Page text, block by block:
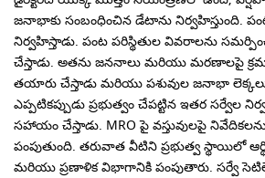
జనాభాకు సంబంధించిన డేటాను నిర్వహిస్తుంది.
నిర్వహిస్తాడు. పంట పరిస్థితుల వివరాలను
చేస్తాడు. అతను జననాలు మరియు మరణాలపై
తయారు చేస్తాడు మరియు పశువుల జనాభా
ఎప్పటికప్పుడు ప్రభుత్వం చేపట్టిన ఇతర సర్వేల
సహాయం చేస్తాడు. MRO పై వస్తువులపై నివేదికలను
పంపుతుంది. తరువాత వీటిని ప్రభుత్వ స్థాయిలో
మరియు ప్రణాళిక విభాగానికి పంపుతారు. సర్వే